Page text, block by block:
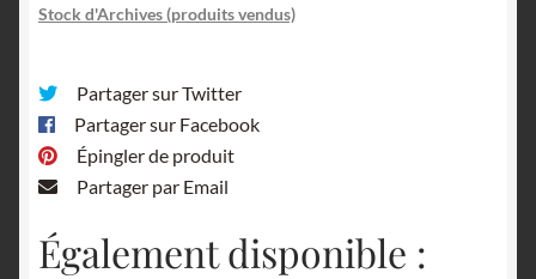
Stock d'Archives (produits vendus)
Partager sur Twitter
Partager sur Facebook
Épingler de produit
Partager par Email
Également disponible :